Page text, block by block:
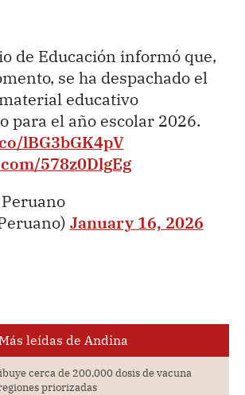
de Educación informó que,
se ha despachado el
educativo
para el año escolar 2026.
lBG3bGK4pV
578z0DlgEg
January 16, 2026
leídas de Andina
cerca de 200,000 dosis de vacuna
priorizadas